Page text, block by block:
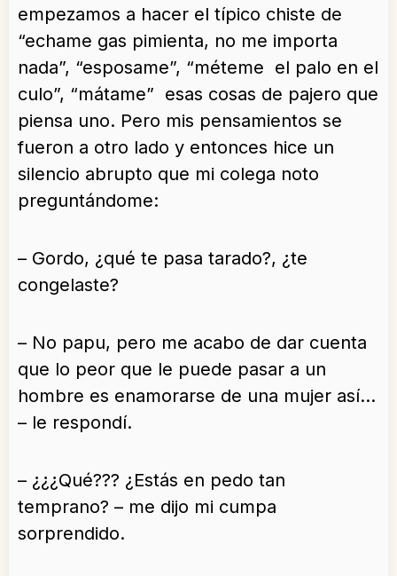
empezamos a hacer el típico chiste de
“echame gas pimienta, no me importa
nada”, “esposame”, “méteme el palo en el
culo”, “mátame” esas cosas de pajero que
piensa uno. Pero mis pensamientos se
fueron a otro lado y entonces hice un
silencio abrupto que mi colega noto
preguntándome:
– Gordo, ¿qué te pasa tarado?, ¿te
congelaste?
– No papu, pero me acabo de dar cuenta
que lo peor que le puede pasar a un
hombre es enamorarse de una mujer así…
– le respondí.
– ¿¿¿Qué??? ¿Estás en pedo tan
temprano? – me dijo mi cumpa
sorprendido.